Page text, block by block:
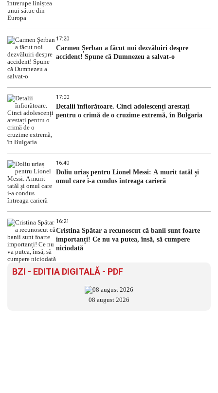
17:20
Carmen Șerban a făcut noi dezvăluiri despre
accident! Spune că Dumnezeu a salvat-o
17:00
Detalii înfiorătoare. Cinci adolescenți arestați
pentru o crimă de o cruzime extremă, în Bulgaria
16:40
Doliu uriaș pentru Lionel Messi: A murit tatăl și
omul care i-a condus întreaga carieră
16:21
Cristina Spătar a recunoscut că banii sunt foarte
importanți! Ce nu va putea, însă, să cumpere
niciodată
BZI - EDITIA DIGITALĂ - PDF
08 august 2026